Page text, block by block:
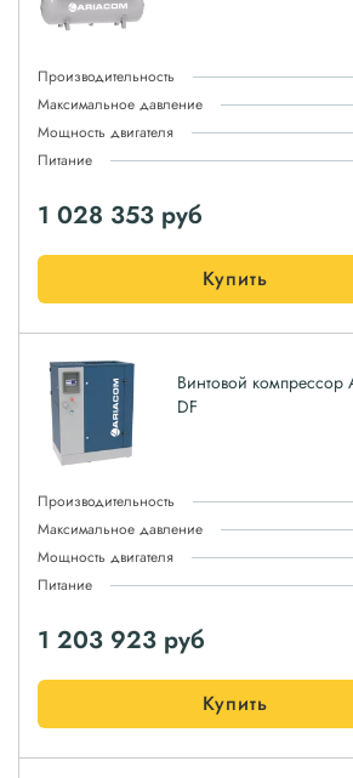
Производительность
Максимальное давление
Мощность двигателя
Питание
1 028 353 руб
Купить
Винтовой компрессор
DF
Производительность
Максимальное давление
Мощность двигателя
Питание
1 203 923 руб
Купить